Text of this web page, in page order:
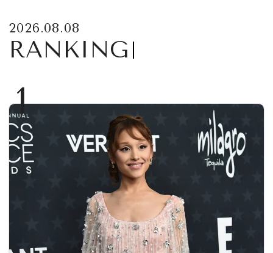
2026.08.08
RANKING
1